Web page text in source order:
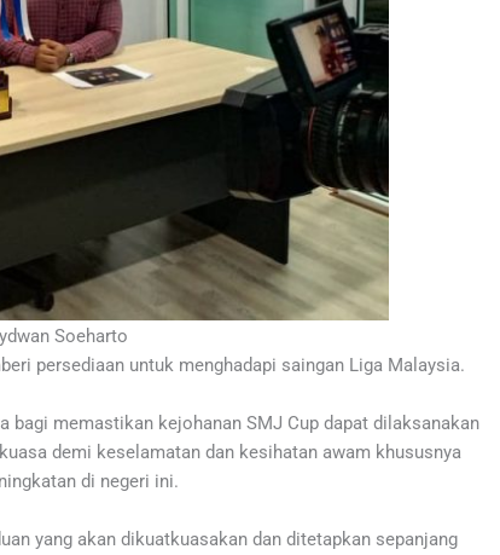
Soeharto
persediaan untuk menghadapi saingan Liga Malaysia.
bagi memastikan kejohanan SMJ Cup dapat dilaksanakan
demi keselamatan dan kesihatan awam khususnya
di negeri ini.
yang akan dikuatkuasakan dan ditetapkan sepanjang